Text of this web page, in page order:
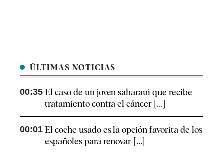
ÚLTIMAS NOTICIAS
00:35 El caso de un joven saharaui que recibe
tratamiento contra el cáncer [...]
00:01 El coche usado es la opción favorita de los
españoles para renovar [...]